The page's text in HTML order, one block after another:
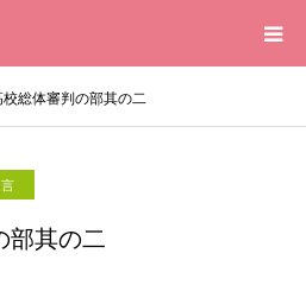
総体審判の部其の二
部其の二